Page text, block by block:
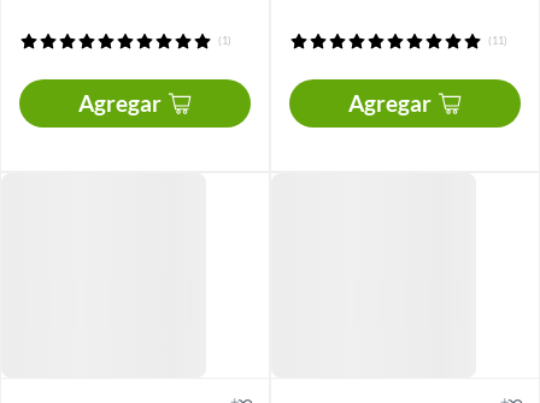
(1)
Agregar
(11)
Agregar